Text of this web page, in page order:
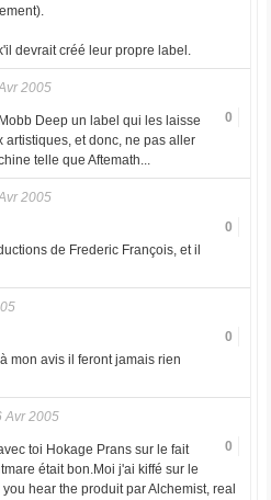
devrait créé leur propre label.
2005
0
Deep un label qui les laisse
artistiques, et donc, ne pas aller
telle que Aftemath...
2005
0
de Frederic François, et il
0
mon avis il feront jamais rien
Avr 2005
0
toi Hokage Prans sur le fait
était bon.Moi j'ai kiffé sur le
hear the produit par Alchemist, real